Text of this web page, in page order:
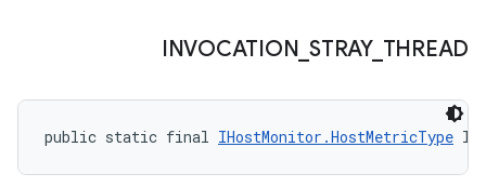
INVOCATION STRAY_ THREAD
public static final IHostMonitor.HostMetricType